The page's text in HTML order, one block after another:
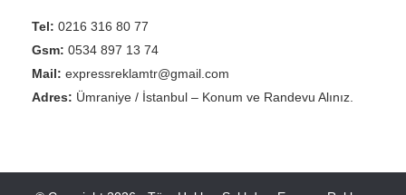
Tel: 0216 316 80 77
Gsm: 0534 897 13 74
Mail: expressreklamtr@gmail.com
Adres: Ümraniye / İstanbul – Konum ve Randevu Alınız.